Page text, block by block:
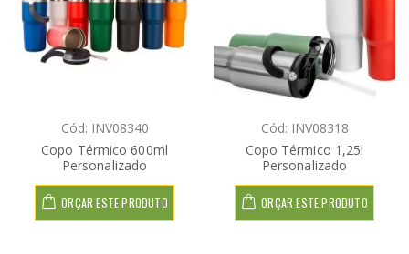
Cód: INV08340
Copo Térmico 600ml
Personalizado
ORÇAR ESTE PRODUTO
Cód: INV08318
Copo Térmico 1,25l
Personalizado
ORÇAR ESTE PRODUTO